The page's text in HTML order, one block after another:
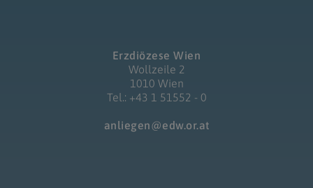
Erzdiözese Wien
Wollzeile 2
1010 Wien
Tel.: +43 1 51552 - 0
anliegen@edw.or.at